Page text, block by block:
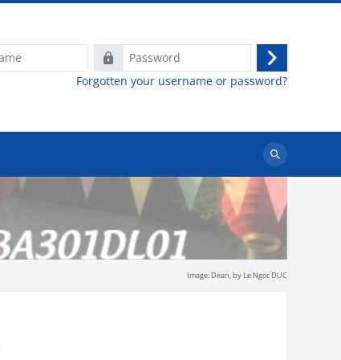
Password
Log
in
Forgotten your username or password?
Search
courses
Image: Dean,by Le Ngoc DUC